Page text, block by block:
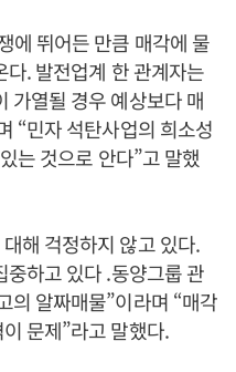
에 뛰어든 만큼 매각에 물
. 발전업계 한 관계자는
가열될 경우 예상보다 매
“민자 석탄사업의 희소성
는 것으로 안다”고 말했
해 걱정하지 않고 있다.
하고 있다 .동양그룹 관
의 알짜매물”이라며 “매각
문제”라고 말했다.